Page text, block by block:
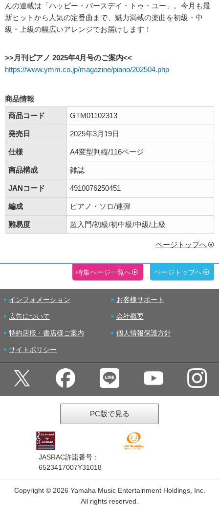
んの連載は「ハッピー・バースデイ・トゥ・ユー」。今月も最
新ヒットから人気の定番曲まで、魅力満載の楽曲を初級・中
級・上級の幅広いアレンジでお届けします！
>>月刊ピアノ 2025年4月号のご案内<<
https://www.ymm.co.jp/magazine/piano/202504.php
商品情報
商品コード
GTM01102313
発売日 2025年3月19日
仕様 A4変型判縦/116ページ
商品構成 雑誌
JANコード 4910076250451
編成 ピアノ・ソロ/連弾
難易度 超入門/初級/初中級/中級/上級
ページトップへ
特集ページ一覧へ ページトップへ
インフォメーション お客様サポート
広告について 会社概要
特約店様・書店様ご案内 個人情報保護方針
サイトポリシー
PC版で見る
JASRAC許諾番号：
6523417007Y31018
Copyright © 2026 Yamaha Music Entertainment Holdings, Inc.
All rights reserved.